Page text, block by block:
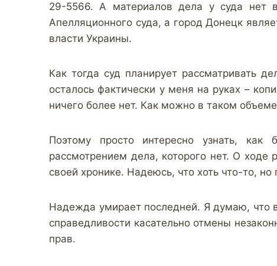
29-5566. А материалов дела у суда нет
Апелляционного суда, а город Донецк
власти Украины.
Как тогда суд планирует рассматривать
осталось фактически у меня на руках –
ничего более нет. Как можно в таком
Поэтому просто интересно узнать, как
рассмотрением дела, которого нет. О ходе
своей хронике. Надеюсь, что хоть что-то, но
Надежда умирает последней. Я думаю, что
справедливости касательно отмены
прав.